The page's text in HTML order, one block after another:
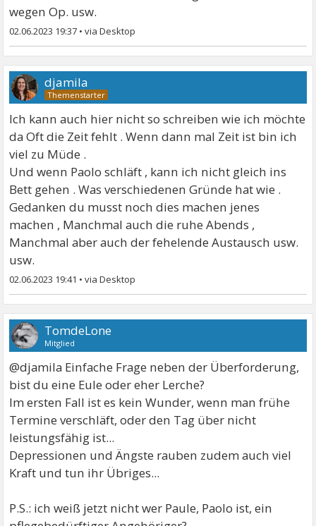
wegen Op. usw.
02.06.2023 19:37 •
djamila
Ich kann auch hier nicht so schreiben wie ich möchte
da Oft die Zeit fehlt . Wenn dann mal Zeit ist bin ich
viel zu Müde .
Und wenn Paolo schläft , kann ich nicht gleich ins
Bett gehen . Was verschiedenen Gründe hat wie .
Gedanken du musst noch dies machen jenes
machen , Manchmal auch die ruhe Abends ,
Manchmal aber auch der fehelende Austausch usw.
usw.
02.06.2023 19:41 •
TomdeLone
Mitglied
@djamila Einfache Frage neben der Überforderung,
bist du eine Eule oder eher Lerche?
Im ersten Fall ist es kein Wunder, wenn man frühe
Termine verschläft, oder den Tag über nicht
leistungsfähig ist...
Depressionen und Ängste rauben zudem auch viel
Kraft und tun ihr Übriges...
P.S.: ich weiß jetzt nicht wer Paule, Paolo ist, ein